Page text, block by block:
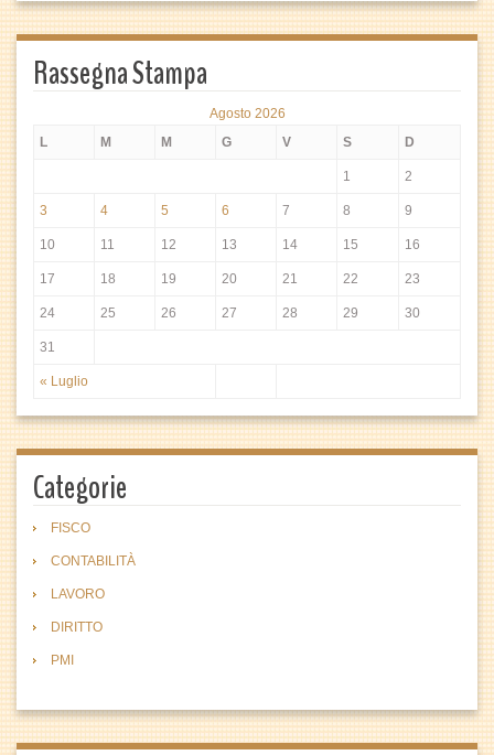
Rassegna Stampa
Agosto 2026
L
M M G V S D
« Luglio
1 2
3 4 5 6 7 8 9
10 11 12 13 14 15 16
17 18 19 20 21 22 23
24 25 26 27 28 29 30
31
Categorie
FISCO
CONTABILITÀ
LAVORO
DIRITTO
PMI